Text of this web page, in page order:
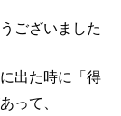
ございました
出た時に「得
って、